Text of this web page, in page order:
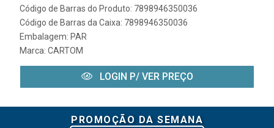
Código de Barras do Produto: 7898946350036
Código de Barras da Caixa: 7898946350036
Embalagem: PAR
Marca: CARTOM
LOGIN P/ VER PREÇO
PROMOÇÃO DA SEMANA